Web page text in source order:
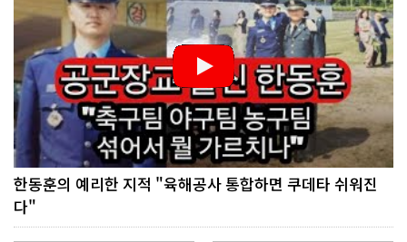
한동훈의 예리한 지적 "육해공사 통합하면 쿠데타 쉬워진
다"